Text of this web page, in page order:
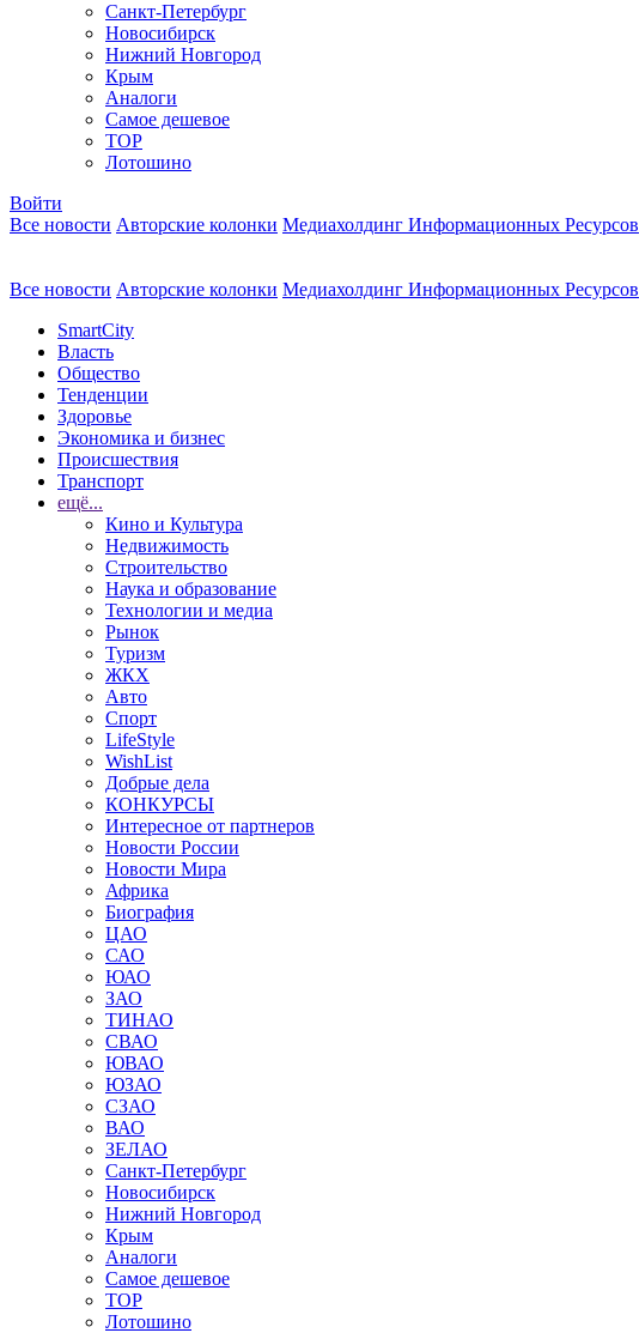
Санкт-Петербург
Новосибирск
Нижний Новгород
Крым
Аналоги
Самое дешевое
TOP
Лотошино
Войти
Все новости Авторские колонки Медиахолдинг Информационных Ресурсов
Все новости Авторские колонки Медиахолдинг Информационных Ресурсов
SmartCity
Власть
Общество
Тенденции
Здоровье
Экономика и бизнес
Происшествия
Транспорт
ещё...
Кино и Культура
Недвижимость
Строительство
Наука и образование
Технологии и медиа
Рынок
Туризм
ЖКХ
Авто
Спорт
LifeStyle
WishList
Добрые дела
КОНКУРСЫ
Интересное от партнеров
Новости России
Новости Мира
Африка
Биография
ЦАО
САО
ЮАО
ЗАО
ТИНАО
СВАО
ЮВАО
ЮЗАО
СЗАО
ВАО
ЗЕЛАО
Санкт-Петербург
Новосибирск
Нижний Новгород
Крым
Аналоги
Самое дешевое
TOP
Лотошино